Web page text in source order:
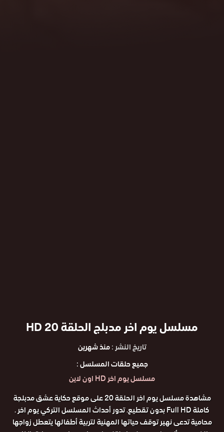
مسلسل يوم اخر مدبلج الحلقة 20 HD
تاريخ النشر :منذ شهرين
جميع حلقات المسلسل :
مسلسل يوم اخر HD اون لاين
مشاهدة مسلسل يوم اخر الحلقة 20 على موقع حكاية عشق مدبلجة
كاملة Full HD بدون تقطيع. تدور أحداث المسلسل التركي يوم اخر .
محامية تدعى نهير توقف حياتها المهنية لتربية أطفالها يتعطل زواجها